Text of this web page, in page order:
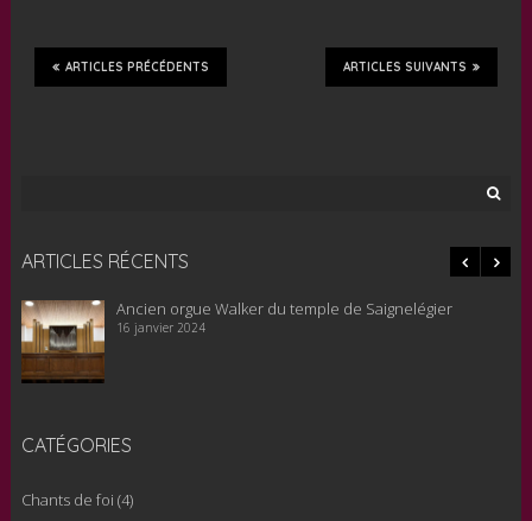
ARTICLES SUIVANTS
ARTICLES PRÉCÉDENTS
ARTICLES RÉCENTS
Walker du temple de Saignelégier
Le nouvel
CATÉGORIES
Chants de foi (4)